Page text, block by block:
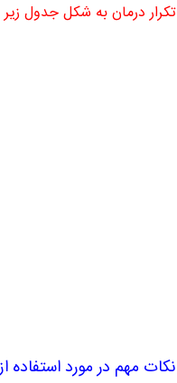
تکرار درمان به شکل جدول
نکات مهم در مورد استفاده